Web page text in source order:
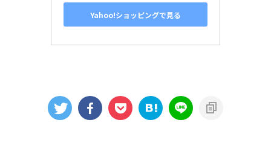
Yahoo!ショッピングで見る